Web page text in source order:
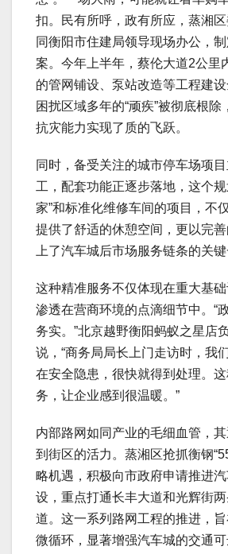
扣。民有所呼，政有所应，蒸湘
同衡阳市住建局领导现场办公，
案。今年上半年，蔡伦大道2公里
的管网铺设、泵站改造等工程建
困扰区域多年的“顽疾”被彻底根
抗灾能力实现了质的飞跃。
同时，备受关注的城市停车场项
工，配套功能正逐步落地，这个规
家”和标准化维修车间的项目，不
提供了舒适的休憩空间，更以完
上了汽车城后市场服务链条的关键
这种精准服务不仅体现在重大基
渗透在营商环境的点滴细节中。“
务实。”北京越野衡阳蚂蚁之星店
说，“商务局局长上门走访时，我
在安全隐患，很快就得到处理。
务，让企业感到很温暖。”
内部路网如同产业的毛细血管，
到街区的活力。蒸湘区抢抓衡钢
略机遇，积极向市政府申请推进
设，重点打通长丰大道和光辉街
道。这一系列路网工程的推进，
微循环，显著增强汽车城的交通